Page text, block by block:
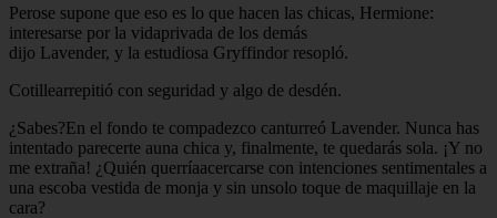
Perose supone que eso es lo que hacen las chicas, Hermione:
interesarse por la vidaprivada de los demás
dijo Lavender, y la estudiosa Gryffindor resopló.
Cotillearrepitió con seguridad y algo de desdén.
¿Sabes?En el fondo te compadezco canturreó Lavender. Nunca has
intentado parecerte auna chica y, finalmente, te quedarás sola. ¡Y no
me extraña! ¿Quién querríaacercarse con intenciones sentimentales a
una escoba vestida de monja y sin unsolo toque de maquillaje en la
cara?